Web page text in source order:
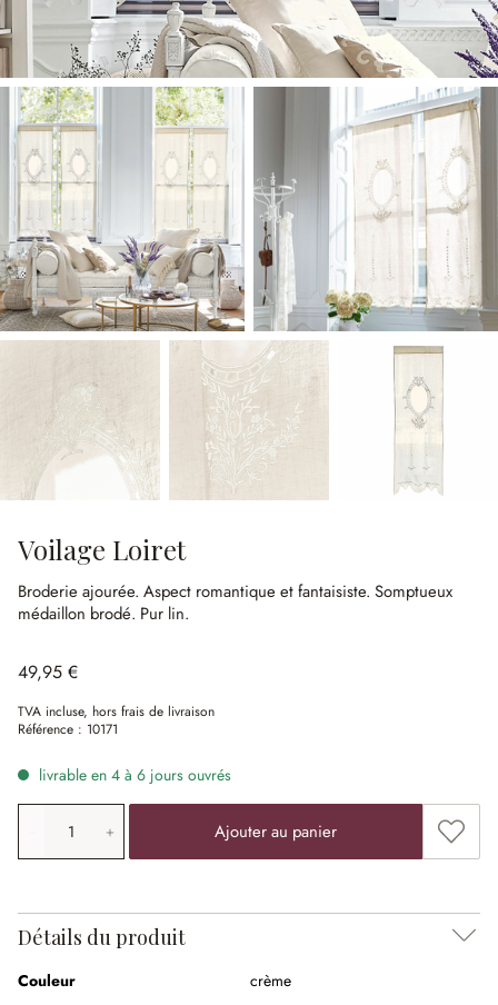
Voilage Loiret
Broderie ajourée. Aspect romantique et fantaisiste. Somptueux
médaillon brodé. Pur lin.
49,95 €
TVA incluse, hors frais de livraison
Référence : 10171
livrable en 4 à 6 jours ouvrés
Quantité de produit: saisissez la valeur souhaitée ou
Ajouter au panier
Détails du produit
Couleur
crème